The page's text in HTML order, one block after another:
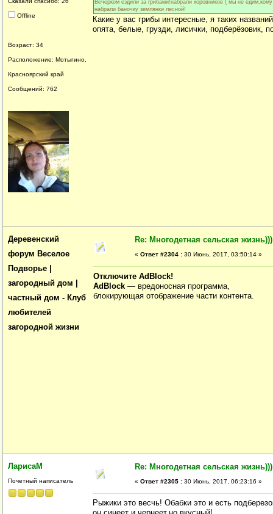
Offline
Возраст: 34
Расположение: Мотыгино,
Красноярский край
Сообщений: 762
Вечерком ездили за грибами!набрали коровников ( мы не
набрали баночку землянки лесной!
Какие у вас грибы интересные, я таких
опята, белые, грузди, лисички, подберёзовик,
Деревенский
форум Веселое
Подворье |
загородный дом |
частный дом - Клуб
любителей
загородной жизни
Re: Многодетная сельская жизнь)))
« Ответ #2304 : 30 Июнь, 2017, 03:50:14 »
Отключите AdBlock!
AdBlock — вредоносная программа,
блокирующая отображение части контента.
ЛарисаМ
Почетный написатель
Re: Многодетная сельская жизнь)))
« Ответ #2305 : 30 Июнь, 2017, 06:23:16 »
Рыжики это весчь! Обабки это и есть